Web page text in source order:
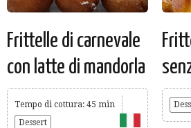
Frittelle di carnevale
con latte di mandorla
Tempo di cottura: 45 min
Dessert